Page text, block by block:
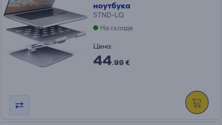
ноутбука
STND-LQ
На складе
Цена:
44.99 €